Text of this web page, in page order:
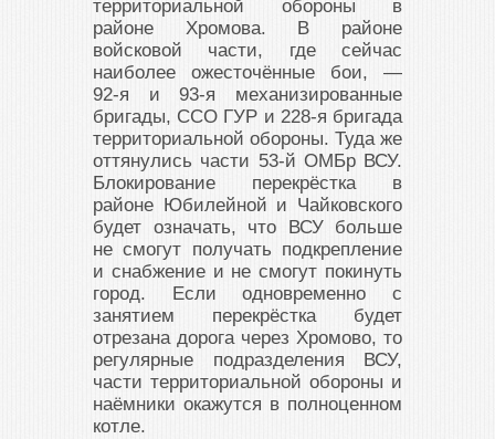
территориальной обороны в
районе Хромова. В районе
войсковой части, где сейчас
наиболее ожесточённые бои, —
92-я и 93-я механизированные
бригады, ССО ГУР и 228-я бригада
территориальной обороны. Туда же
оттянулись части 53-й ОМБр ВСУ.
Блокирование перекрёстка в
районе Юбилейной и Чайковского
будет означать, что ВСУ больше
не смогут получать подкрепление
и снабжение и не смогут покинуть
город. Если одновременно с
занятием перекрёстка будет
отрезана дорога через Хромово, то
регулярные подразделения ВСУ,
части территориальной обороны и
наёмники окажутся в полноценном
котле.